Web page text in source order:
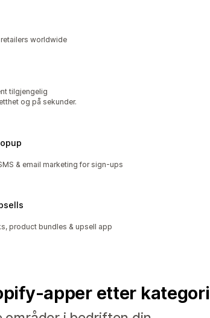
worldwide
tilgjengelig
og på sekunder.
& email marketing for sign-ups
product bundles & upsell app
apper etter kategori